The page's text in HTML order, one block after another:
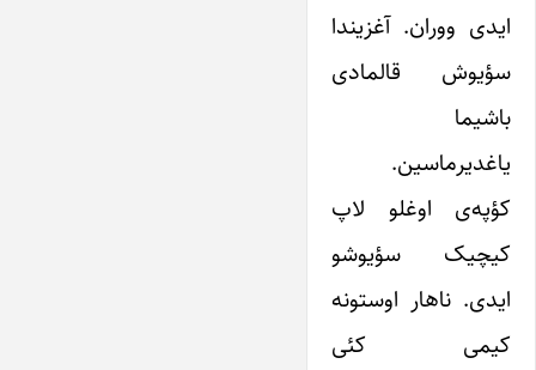
ایدی ووران. آغزیندا
سؤیوش قالمادی
باشیما
یاغدیرماسین.
کؤپه‌ی اوغلو لاپ
کیچیک سؤیوشو
ایدی. ناهار اوستونه
کیمی کئی